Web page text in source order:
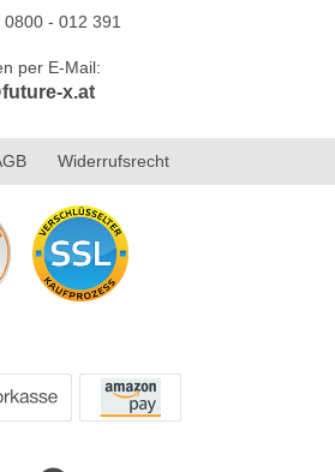
0800 - 012 391
per E-Mail:
x.at
Widerrufsrecht